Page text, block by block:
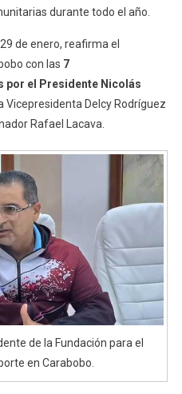
durante todo el año.
de enero, reafirma el
con las 7
por el Presidente Nicolás
Vicepresidenta Delcy Rodríguez
Rafael Lacava.
de la Fundación para el
en Carabobo.